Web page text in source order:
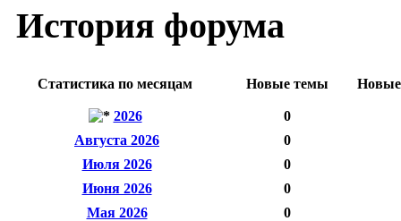
История форума
Статистика по месяцам Новые темы Новые
2026
0
Августа 2026
0
Июля 2026
0
Июня 2026
0
Мая 2026
0